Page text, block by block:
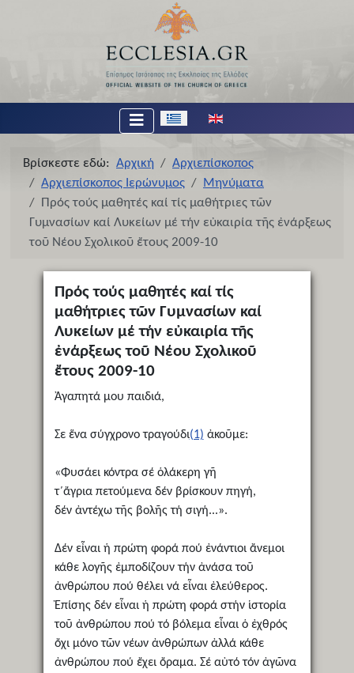
Επιλέξτε τη γλώσσα σας
Βρίσκεστε εδώ: Αρχική
Αρχιεπίσκοπος
Αρχιεπίσκοπος Ιερώνυμος
Μηνύματα
Πρός τούς μαθητές καί τίς μαθήτριες τῶν
Γυμνασίων καί Λυκείων μέ τήν εὐκαιρία τῆς ἐνάρξεως
τοῦ Νέου Σχολικοῦ ἔτους 2009-10
Πρός τούς μαθητές καί τίς
μαθήτριες τῶν Γυμνασίων καί
Λυκείων μέ τήν εὐκαιρία τῆς
ἐνάρξεως τοῦ Νέου Σχολικοῦ
ἔτους 2009-10
Ἀγαπητά μου παιδιά,
Σε ἕνα σύγχρονο τραγούδι(1) ἀκοῦμε:
«Φυσάει κόντρα σέ ὁλάκερη γῆ
τ΄ἄγρια πετούμενα δέν βρίσκουν πηγή,
δέν ἀντέχω τῆς βολῆς τή σιγή...».
Δέν εἶναι ἡ πρώτη φορά πού ἐνάντιοι ἄνεμοι
κάθε λογῆς ἐμποδίζουν τήν ἀνάσα τοῦ
ἀνθρώπου πού θέλει νά εἶναι ἐλεύθερος.
Ἐπίσης δέν εἶναι ἡ πρώτη φορά στήν ἱστορία
τοῦ ἀνθρώπου πού τό βόλεμα εἶναι ὁ ἐχθρός
ὄχι μόνο τῶν νέων ἀνθρώπων ἀλλά κάθε
ἀνθρώπου πού ἔχει ὄραμα. Σέ αὐτό τόν ἀγῶνα